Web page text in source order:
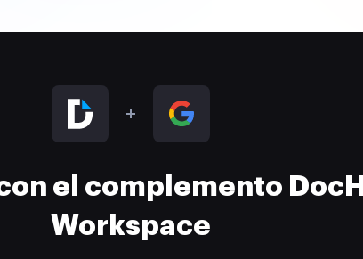
el complemento
Workspace